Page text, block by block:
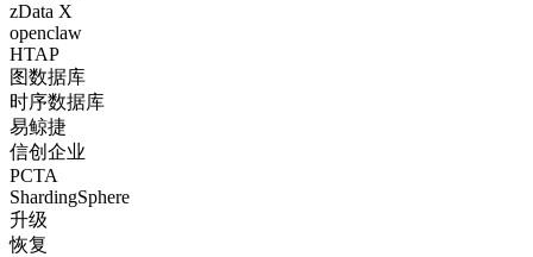
zData X
openclaw
HTAP
图数据库
时序数据库
易鲸捷
信创企业
PCTA
ShardingSphere
升级
恢复